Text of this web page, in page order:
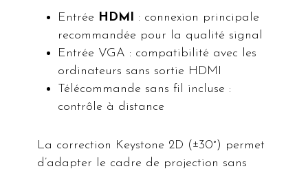
Entrée HDMI : connexion principale
recommandée pour la qualité signal
Entrée VGA : compatibilité avec les
ordinateurs sans sortie HDMI
Télécommande sans fil incluse :
contrôle à distance
La correction Keystone 2D (±30°) permet
d’adapter le cadre de projection sans